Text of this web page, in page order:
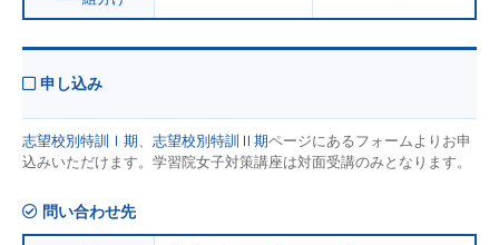
申し込み
志望校別特訓Ⅰ期、 志望校別特訓Ⅱ期ページにあるフォームよりお申
込みいただけます。学習院女子対策講座は対面受講のみとなります。
問い合わせ先